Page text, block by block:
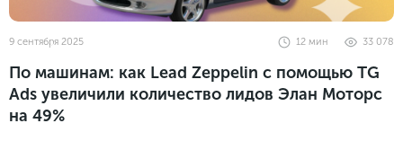
9 сентября 2025 33 078
12 мин
По машинам: как Lead Zeppelin с помощью TG
Ads увеличили количество лидов Элан Моторс
на 49%